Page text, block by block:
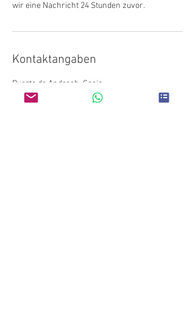
wir eine Nachricht 24 Stunden zuvor.
Kontaktangaben
Puerto de Andrach, Spain